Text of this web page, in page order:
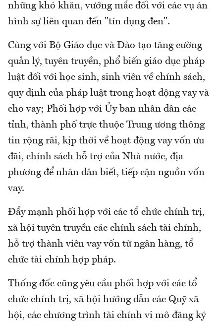
những khó khăn, vướng mắc đối với các vụ án
hình sự liên quan đến "tín dụng đen".
Cùng với Bộ Giáo dục và Đào tạo tăng cường
quản lý, tuyên truyền, phổ biến giáo dục pháp
luật đối với học sinh, sinh viên về chính sách,
quy định của pháp luật trong hoạt động vay và
cho vay; Phối hợp với Ủy ban nhân dân các
tỉnh, thành phố trực thuộc Trung ương thông
tin rộng rãi, kịp thời về hoạt động vay vốn ưu
đãi, chính sách hỗ trợ của Nhà nước, địa
phương để nhân dân biết, tiếp cận nguồn vốn
vay.
Đẩy mạnh phối hợp với các tổ chức chính trị,
xã hội tuyên truyền các chính sách tài chính,
hỗ trợ thành viên vay vốn từ ngân hàng, tổ
chức tài chính hợp pháp.
Thống đốc cũng yêu cầu phối hợp với các tổ
chức chính trị, xã hội hướng dẫn các Quỹ xã
hội, các chương trình tài chính vi mô đăng ký